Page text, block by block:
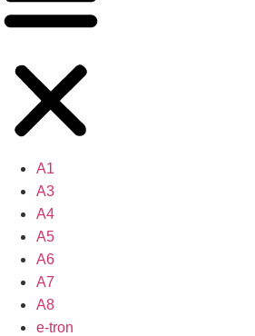
A1
A3
A4
A5
A6
A7
A8
e-tron